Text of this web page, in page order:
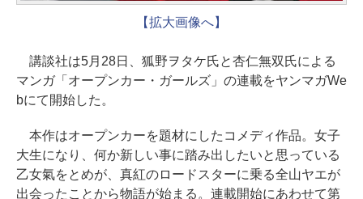
【拡大画像へ】
講談社は5月28日、狐野ヲタケ氏と杏仁無双氏による
マンガ「オープンカー・ガールズ」の連載をヤンマガWe
bにて開始した。
本作はオープンカーを題材にしたコメディ作品。女子
大生になり、何か新しい事に踏み出したいと思っている
乙女氣をとめが、真紅のロードスターに乗る全山ヤエが
出会ったことから物語が始まる。連載開始にあわせて第